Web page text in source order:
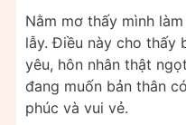
Nằm mơ thấy mình
lẫy. Điều này cho thấy
yêu, hôn nhân thật
đang muốn bản thân
phúc và vui vẻ.